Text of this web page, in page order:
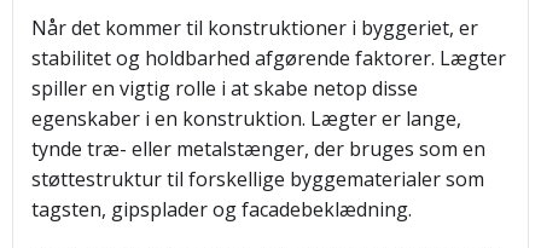
Når det kommer til konstruktioner i byggeriet, er
stabilitet og holdbarhed afgørende faktorer. Lægter
spiller en vigtig rolle i at skabe netop disse
egenskaber i en konstruktion. Lægter er lange,
tynde træ- eller metalstænger, der bruges som en
støttestruktur til forskellige byggematerialer som
tagsten, gipsplader og facadebeklædning.